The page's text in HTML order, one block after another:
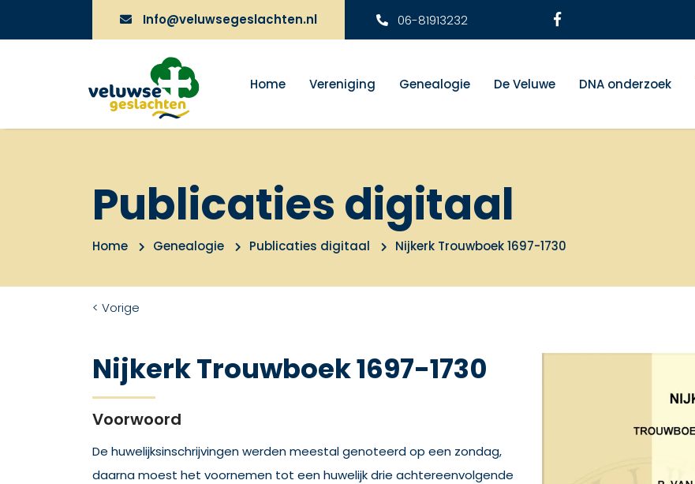
Info@veluwsegeslachten.nl 06-81913232
Home Vereniging Genealogie De Veluwe DNA onderzoek
Publicaties digitaal
Home Genealogie Publicaties digitaal Nijkerk Trouwboek 1697-1730
< Vorige
Nijkerk Trouwboek 1697-1730
Voorwoord
De huwelijksinschrijvingen werden meestal genoteerd op een zondag,
daarna moest het voornemen tot een huwelijk drie achtereenvolgende